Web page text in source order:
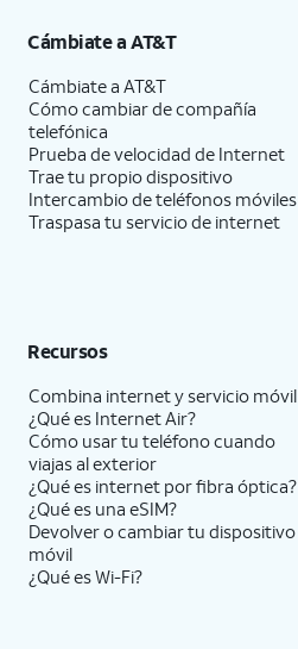
Cámbiate aAT&T
Cámbiate aAT&T
Cómo cambiar de compañía
telefónica
Prueba de velocidad de Internet
Trae tu propio dispositivo
Intercambio de teléfonos móviles
Traspasa tu servicio de internet
Recursos
Combina internet y servicio móvil
¿Qué es Internet Air?
Cómo usar tu teléfono cuando
viajas al exterior
¿Qué es internet por fibra óptica?
¿Qué es una eSIM?
Devolver o cambiar tu dispositivo
móvil
¿Qué es Wi-Fi?